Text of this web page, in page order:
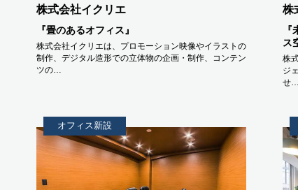
株式会社イクリエ
『畳のあるオフィス』
株式会社イクリエは、プロモーション映像やイラストの
制作、デジタル造形での立体物の企画・制作、コンテン
ツの…
株
ス
株
ジ
せ…
オフィス新設